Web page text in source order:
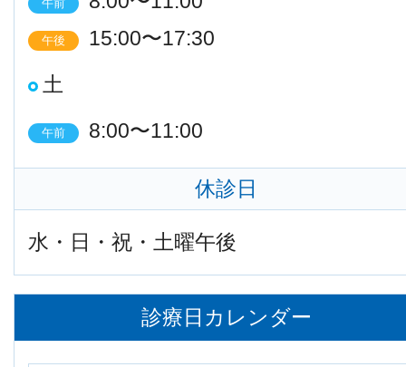
午前
午後
15:00〜17:30
土
午前 8:00〜11:00
休診日
水・日・祝・土曜午後
診療日カレンダー